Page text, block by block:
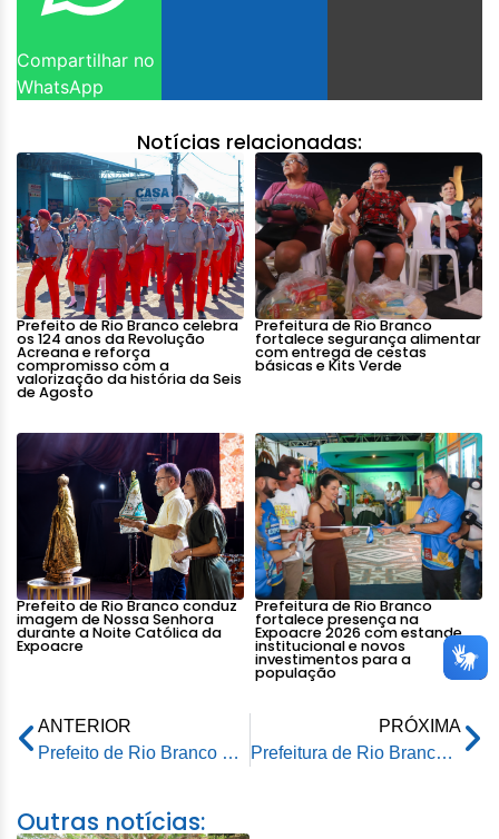
Compartilhar no
WhatsApp
Notícias relacionadas:
Prefeito de Rio Branco celebra
os 124 anos da Revolução
Acreana e reforça
compromisso com a
valorização da história da Seis
de Agosto
Prefeitura de Rio Branco
fortalece segurança alimentar
com entrega de cestas
básicas e Kits Verde
Prefeito de Rio Branco conduz
imagem de Nossa Senhora
durante a Noite Católica da
Expoacre
Prefeitura de Rio Branco
fortalece presença na
Expoacre 2026 com estande
institucional e novos
investimentos para a
população
ANTERIOR
Prefeito de Rio Branco prestigia posse da nova Defensora Pública Geral do Acre, Juliana Marques
PRÓXIMA
Prefeitura de Rio Branco implanta Sistema Eletrônico de Informações para modernizar gestão administrativa
Outras notícias: